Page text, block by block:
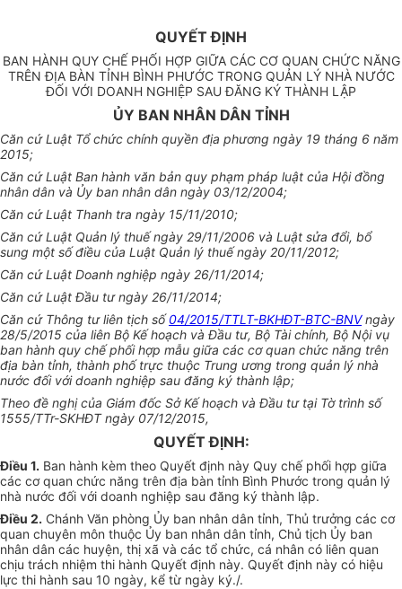
QUYẾT ĐỊNH
BAN HÀNH QUY CHẾ PHỐI HỢP GIỮA CÁC CƠ QUAN CHỨC NĂNG
TRÊN ĐỊA BÀN TỈNH BÌNH PHƯỚC TRONG QUẢN LÝ NHÀ NƯỚC
ĐỐI VỚI DOANH NGHIỆP SAU ĐĂNG KÝ THÀNH LẬP
ỦY BAN NHÂN DÂN TỈNH
Căn cứ Luật Tổ chức chính quyền địa phương ngày 19 tháng 6 năm
2015;
Căn cứ Luật Ban hành văn bản quy phạm pháp luật của Hội đồng
nhân dân và Ủy ban nhân dân ngày 03/12/2004;
Căn cứ Luật Thanh tra ngày 15/11/2010;
Căn cứ Luật Quản lý thuế ngày 29/11/2006 và Luật sửa đổi, bổ
sung một số điều của Luật Quản lý thuế ngày 20/11/2012;
Căn cứ Luật Doanh nghiệp ngày 26/11/2014;
Căn cứ Luật Đầu tư ngày 26/11/2014;
Căn cứ Thông tư liên tịch số04/2015/TTLT-BKHĐT-BTC-BNVngày
28/5/2015 của liên Bộ Kế hoạch và Đầu tư, Bộ Tài chính, Bộ Nội vụ
ban hành quy chế phối hợp mẫu giữa các cơ quan chức năng trên
địa bàn tỉnh, thành phố trực thuộc Trung ương trong quản lý nhà
nước đối với doanh nghiệp sau đăng ký thành lập;
Theo đề nghị của Giám đốc Sở Kế hoạch và Đầu tư tại Tờ trình số
1555/TTr-SKHĐT ngày 07/12/2015,
QUYẾT ĐỊNH:
Điều 1. Ban hành kèm theo Quyết định này Quy chế phối hợp giữa
các cơ quan chức năng trên địa bàn tỉnh Bình Phước trong quản lý
nhà nước đối với doanh nghiệp sau đăng ký thành lập.
Điều 2. Chánh Văn phòng Ủy ban nhân dân tỉnh, Thủ trưởng các cơ
quan chuyên môn thuộc Ủy ban nhân dân tỉnh, Chủ tịch Ủy ban
nhân dân các huyện, thị xã và các tổ chức, cá nhân có liên quan
chịu trách nhiệm thi hành Quyết định này. Quyết định này có hiệu
lực thi hành sau 10 ngày, kể từ ngày ký./.